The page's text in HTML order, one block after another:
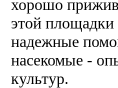
хорошо
этой площадки
надежные
насекомые -
культур.